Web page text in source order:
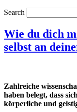
Search
Wie du dich
selbst an
Zahlreiche
haben belegt, dass
körperliche und